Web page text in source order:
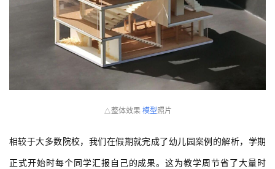
△整体效果 模型照片
相较于大多数院校，我们在假期就完成了幼儿园案例的解析，学期
正式开始时每个同学汇报自己的成果。这为教学周节省了大量时